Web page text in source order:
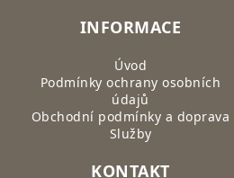
INFORMACE
Úvod
Podmínky ochrany osobních
údajů
Obchodní podmínky a doprava
Služby
KONTAKT